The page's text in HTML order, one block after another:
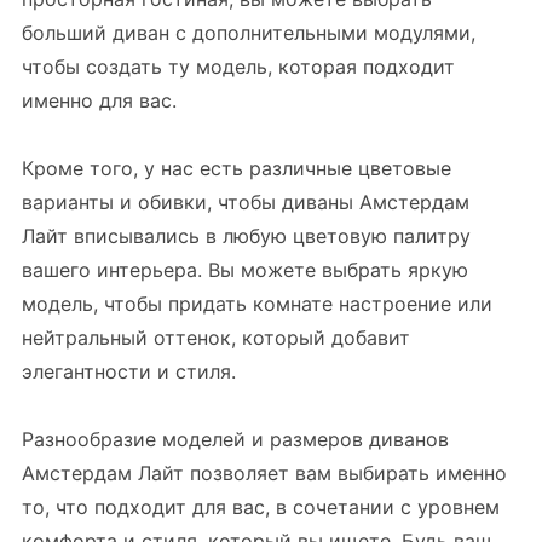
больший диван с дополнительными модулями,
чтобы создать ту модель, которая подходит
именно для вас.
Кроме того, у нас есть различные цветовые
варианты и обивки, чтобы диваны Амстердам
Лайт вписывались в любую цветовую палитру
вашего интерьера. Вы можете выбрать яркую
модель, чтобы придать комнате настроение или
нейтральный оттенок, который добавит
элегантности и стиля.
Разнообразие моделей и размеров диванов
Амстердам Лайт позволяет вам выбирать именно
то, что подходит для вас, в сочетании с уровнем